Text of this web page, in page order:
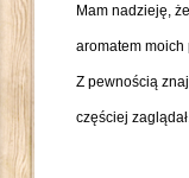
Mam nadzieję,
aromatem moich
Z pewnością
częściej